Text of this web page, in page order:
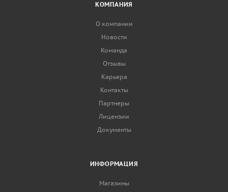
КОМПАНИЯ
О компании
Новости
Команда
Отзывы
Карьера
Контакты
Партнеры
Лицензии
Документы
ИНФОРМАЦИЯ
Магазины